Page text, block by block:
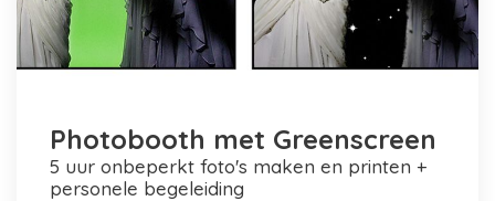
Photobooth met Greenscreen
5 uur onbeperkt foto's maken en printen +
personele begeleiding